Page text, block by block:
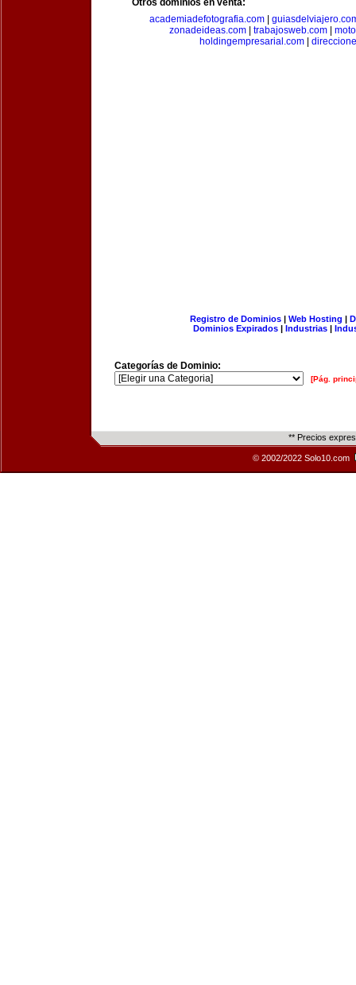
Otros dominios en venta:
academiadefotografia.com|
zonadeideas.com
trabajosweb.com
holdingempresarial.com|
Registro de Dominios| Web Hosting |
Dominios Expirados | Industrias |
Categorías de Dominio:
[Pág.
** Precios
© 2002/2022 Solo10.com